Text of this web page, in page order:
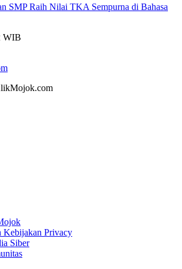
SMP Raih Nilai TKA Sempurna di Bahasa
WIB
Kebijakan Privacy
Siber